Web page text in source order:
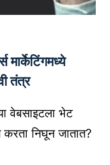
तंत्र
वेबसाइटला भेट
निघून जातात?